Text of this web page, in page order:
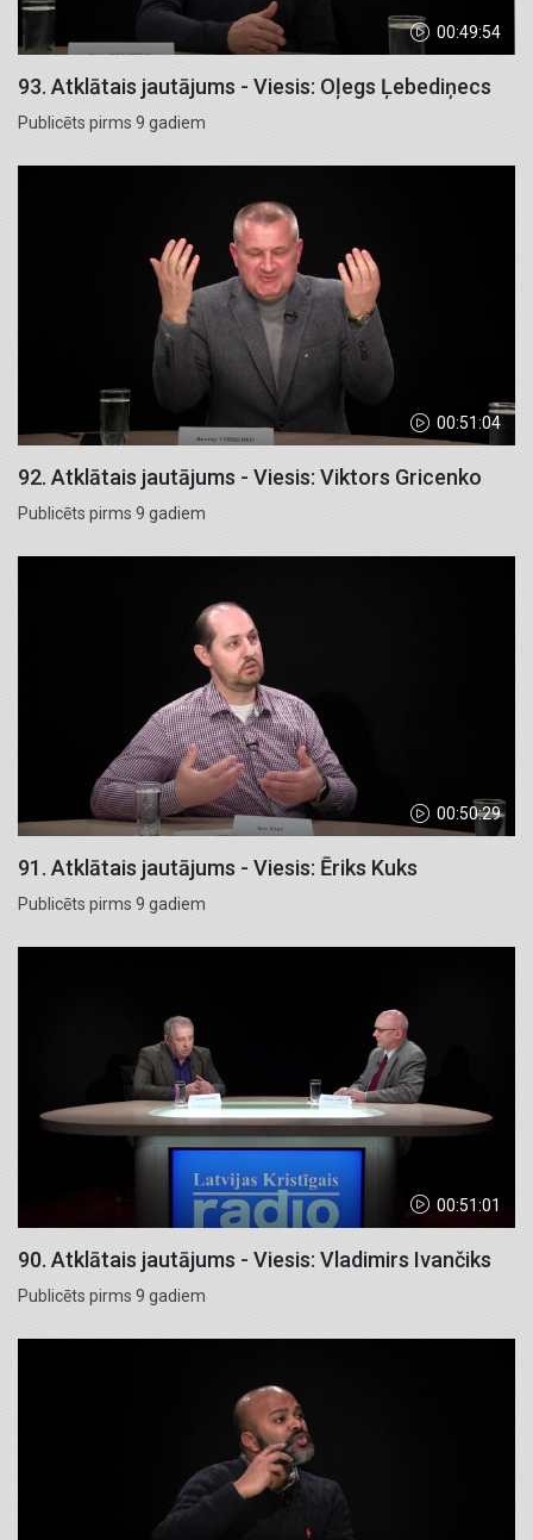
00:49:54
93. Atklātais jautājums - Viesis: Oļegs Ļebediņecs
Publicēts pirms 9 gadiem
00:51:04
92. Atklātais jautājums - Viesis: Viktors Gricenko
Publicēts pirms 9 gadiem
00:50:29
91. Atklātais jautājums - Viesis: Ēriks Kuks
Publicēts pirms 9 gadiem
00:51:01
90. Atklātais jautājums - Viesis: Vladimirs Ivančiks
Publicēts pirms 9 gadiem